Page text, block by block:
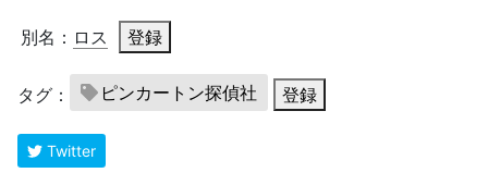
別名： ロス 登録
タグ： ピンカートン探偵社 登録
Twitter